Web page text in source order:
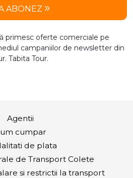
ABONEZ
primesc oferte comerciale pe
campaniilor de newsletter din
Tabita Tour.
Agentii
cumpar
de plata
de Transport Colete
si restrictii la transport